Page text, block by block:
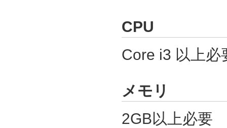
CPU
Core i3 以上必
メモリ
2GB以上必要